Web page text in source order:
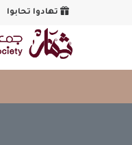
تهادوا تحابوا